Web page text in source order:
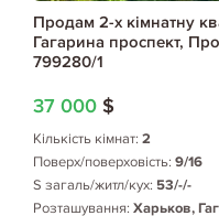
Продам 2-х кімнатну
Гагарина проспект,
799280/1
37 000 $
Кількість кімнат: 2
Поверх/поверховість: 9/16
S загаль/житл/кух: 53/-/-
Розташування: Харьков,